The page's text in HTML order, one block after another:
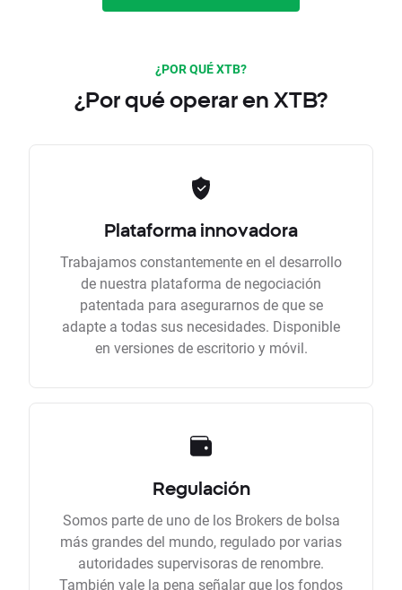
¿POR QUÉ XTB?
¿Por qué operar en XTB?
Plataforma innovadora
Trabajamos constantemente en el desarrollo
de nuestra plataforma de negociación
patentada para asegurarnos de que se
adapte a todas sus necesidades. Disponible
en versiones de escritorio y móvil.
Regulación
Somos parte de uno de los Brokers de bolsa
más grandes del mundo, regulado por varias
autoridades supervisoras de renombre.
También vale la pena señalar que los fondos